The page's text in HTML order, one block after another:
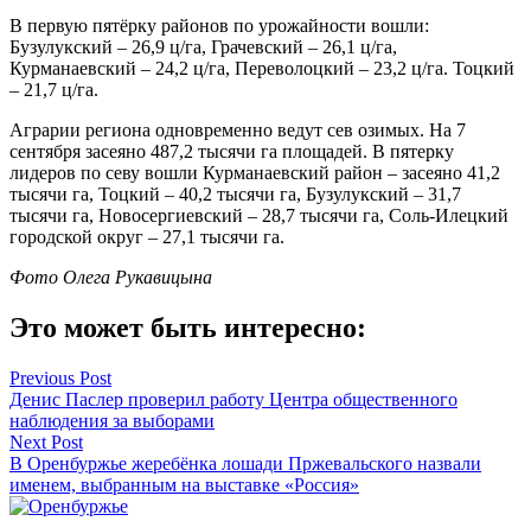
В первую пятёрку районов по урожайности вошли:
Бузулукский – 26,9 ц/га, Грачевский – 26,1 ц/га,
Курманаевский – 24,2 ц/га, Переволоцкий – 23,2 ц/га. Тоцкий
– 21,7 ц/га.
Аграрии региона одновременно ведут сев озимых. На 7
сентября засеяно 487,2 тысячи га площадей. В пятерку
лидеров по севу вошли Курманаевский район – засеяно 41,2
тысячи га, Тоцкий – 40,2 тысячи га, Бузулукский – 31,7
тысячи га, Новосергиевский – 28,7 тысячи га, Соль-Илецкий
городской округ – 27,1 тысячи га.
Фото Олега Рукавицына
Это может быть интересно:
Навигация
по
записям
Previous Post
Денис Паслер проверил работу Центра общественного
наблюдения за выборами
Next Post
В Оренбуржье жеребёнка лошади Пржевальского назвали
именем, выбранным на выставке «Россия»